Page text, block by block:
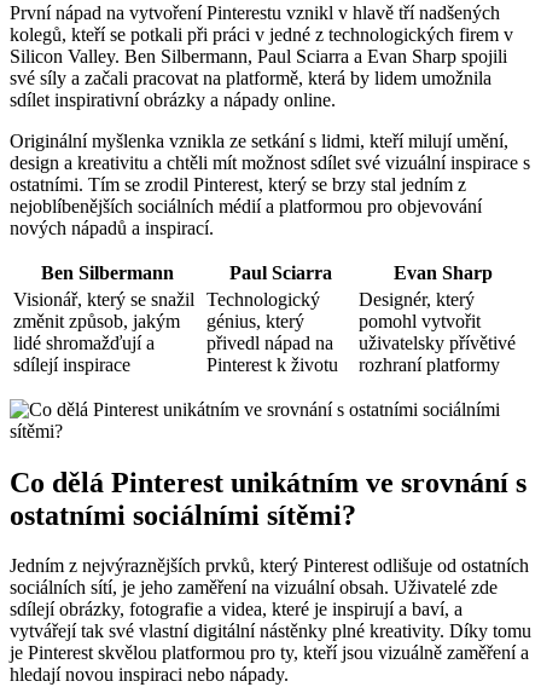
První nápad na vytvoření Pinterestu vznikl v hlavě tří nadšených
kolegů, kteří se potkali při práci v jedné z technologických firem v
Silicon Valley. Ben Silbermann, Paul Sciarra a Evan Sharp spojili
své síly a začali pracovat na platformě, která by lidem umožnila
sdílet inspirativní obrázky a nápady online.
Originální myšlenka vznikla ze setkání s lidmi, kteří milují umění,
design a kreativitu a chtěli mít možnost sdílet své vizuální inspirace s
ostatními. Tím se zrodil Pinterest, který se brzy stal jedním z
nejoblíbenějších sociálních médií a platformou pro objevování
nových nápadů a inspirací.
Ben Silbermann Paul Sciarra
Evan Sharp
Visionář, který se snažil
změnit způsob, jakým
lidé shromažďují a
sdílejí inspirace
Technologický
génius, který
přivedl nápad na
Pinterest k životu
Designér, který
pomohl vytvořit
uživatelsky přívětivé
rozhraní platformy
Co dělá Pinterest unikátním ve srovnání s
ostatními sociálními sítěmi?
Jedním z nejvýraznějších prvků, který Pinterest odlišuje od ostatních
sociálních sítí, je jeho zaměření na vizuální obsah. Uživatelé zde
sdílejí obrázky, fotografie a videa, které je inspirují a baví, a
vytvářejí tak své vlastní digitální nástěnky plné kreativity. Díky tomu
je Pinterest skvělou platformou pro ty, kteří jsou vizuálně zaměření a
hledají novou inspiraci nebo nápady.